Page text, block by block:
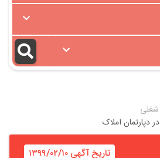
دپارتمان املاک
تاریخ آگهی ۱۳۹۹/۰۲/۱۰